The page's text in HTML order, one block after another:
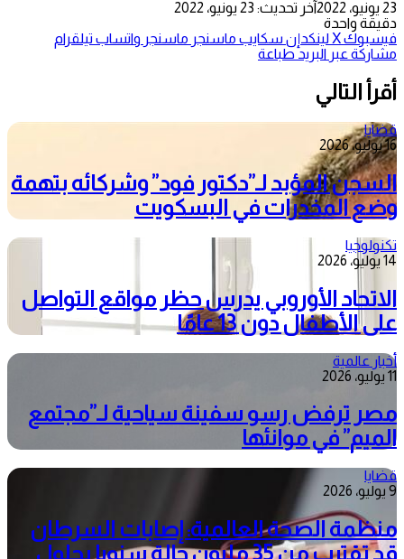
23 يونيو، 2022
آخر تحديث: 23 يونيو، 2022
دقيقة واحدة
فيسبوك‫Xلينكدإن سكايب ماسنجر ماسنجر واتساب تيلقرام
مشاركة عبر البريد طباعة
أقرأ التالي
قضايا
16 يوليو، 2026
السجن المؤبد لـ”دكتور فود” وشركائه بتهمة
وضع المخدرات في البسكويت
تكنولوجيا
14 يوليو، 2026
الاتحاد الأوروبي يدرس حظر مواقع التواصل
على الأطفال دون 13 عامًا
أخبار عالمية
11 يوليو، 2026
مصر ترفض رسو سفينة سياحية لـ”مجتمع
الميم” في موانئها
قضايا
9 يوليو، 2026
منظمة الصحة العالمية: إصابات السرطان
قد تقترب من 35 مليون حالة سنويا بحلول